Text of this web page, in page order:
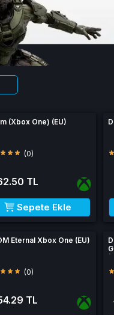
(Xbox One) (EU)
(0)
TL
Sepete Ekle
Eternal Xbox One (EU)
(0)
TL